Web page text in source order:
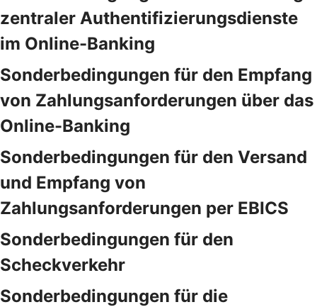
zentraler Authentifizierungsdienste
im Online-Banking
Sonderbedingungen für den Empfang
von Zahlungsanforderungen über das
Online-Banking
Sonderbedingungen für den Versand
und Empfang von
Zahlungsanforderungen per EBICS
Sonderbedingungen für den
Scheckverkehr
Sonderbedingungen für die